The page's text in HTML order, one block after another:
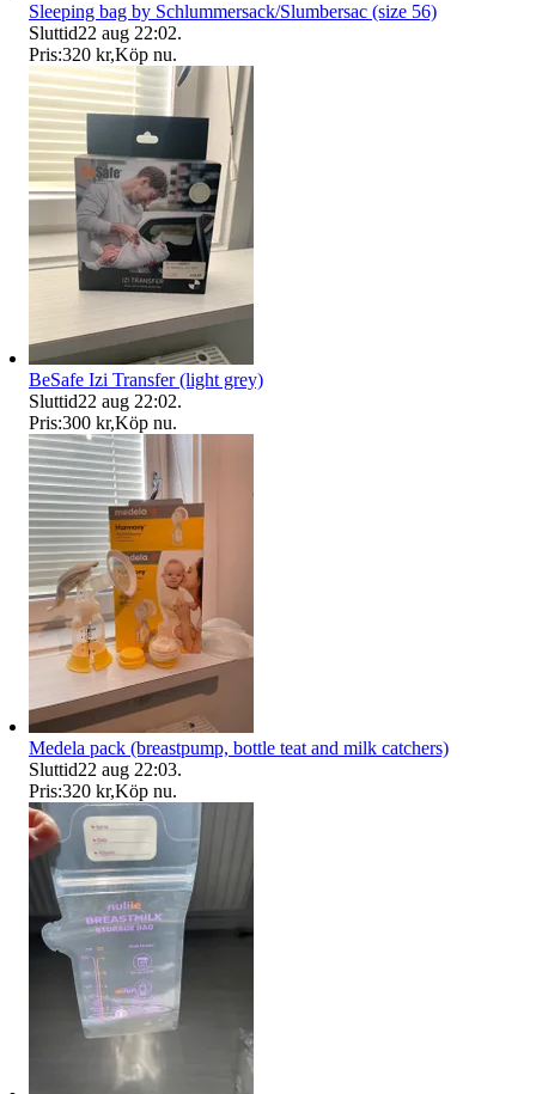
Sleeping bag by Schlummersack/Slumbersac (size 56)
Sluttid22 aug 22:02.
Pris:320 kr,Köp nu.
BeSafe Izi Transfer (light grey)
Sluttid22 aug 22:02.
Pris:300 kr,Köp nu.
Medela pack (breastpump, bottle teat and milk catchers)
Sluttid22 aug 22:03.
Pris:320 kr,Köp nu.